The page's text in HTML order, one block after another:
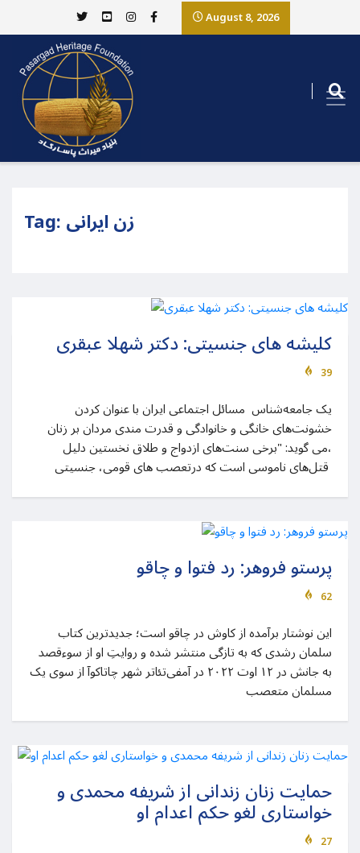
August 8, 2026
Tag:زن ایرانی
کلیشه های جنسیتی: دکتر شهلا عبقری
39
یک جامعه‌شناس مسائل اجتماعی ایران با عنوان کردن
خشونت‏‌های خانگی و خانوادگی و قدرت مندی مردان بر زنان
،می گوید: "برخی سنت‏‌های ازدواج و طلاق نخستین دلیل
پرستو فروهر: رد فتوا و چاقو
62
این نوشتار برآمده از کاوش در چاقو است؛ جدیدترین کتاب
سلمان رشدی که به تازگی منتشر شده و روایتِ او از سوءقصد
به جانش در ۱۲ اوت ۲۰۲۲ در آمفی‌تئاتر شهر چاتاکوآ از سوی یک
مسلمان متعصب
حمایت زنان زندانی از شریفه محمدی و
خواستاری لغو حکم اعدام او
27